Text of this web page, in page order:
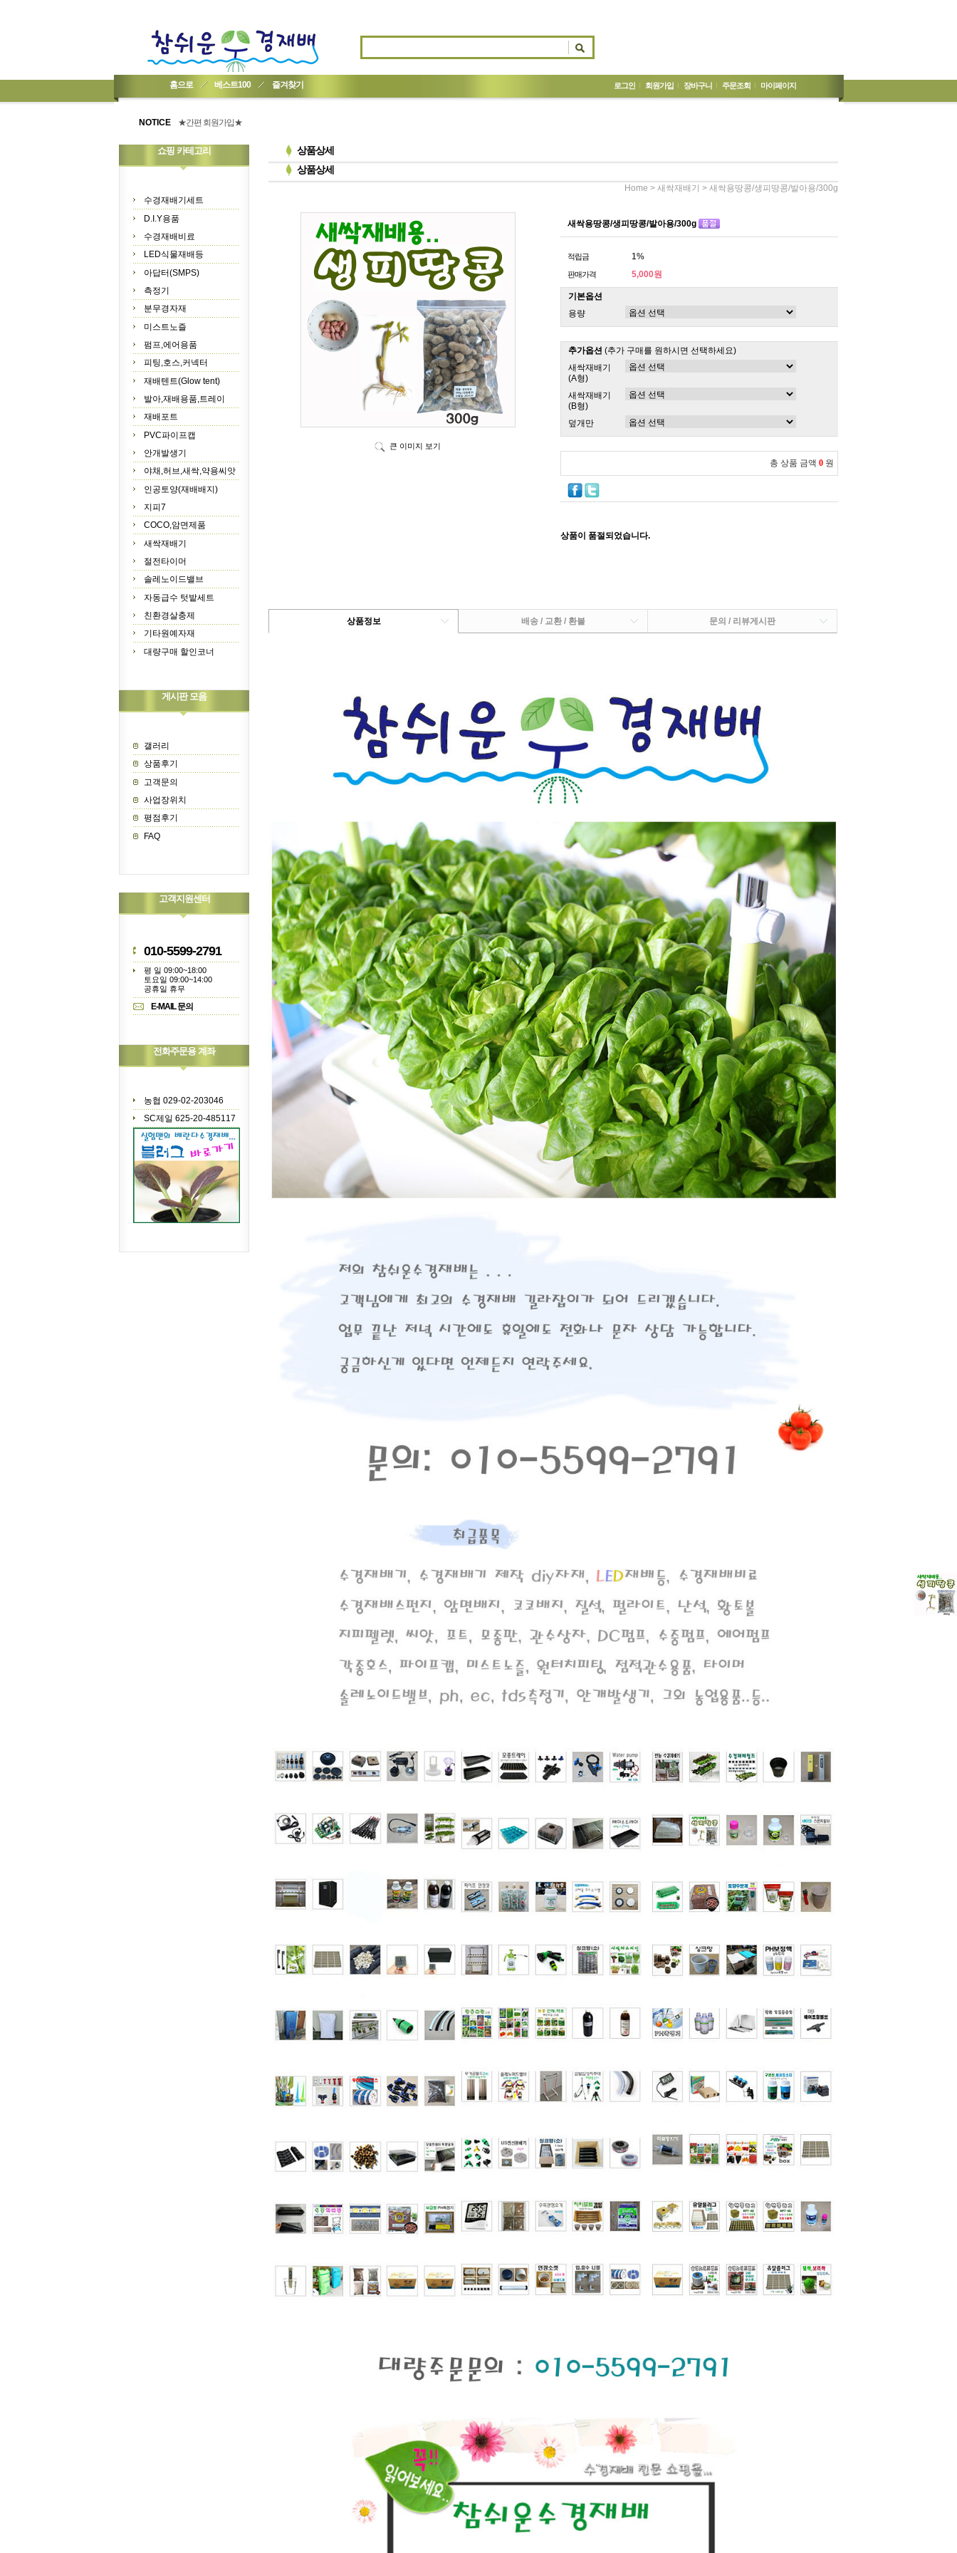
홈으로 베스트100 즐겨찾기 로그인 회원가입 장바구니 주문조회 마이페이지
NOTICE
★기업회원가입 방법..
★간편 회원가입★
쇼핑 카테고리
수경재배기세트
D.I.Y용품
수경재배비료
LED식물재배등
아답터(SMPS)
측정기
분무경자재
미스트노즐
펌프,에어용품
피팅,호스,커넥터
재배텐트(Glow tent)
발아,재배용품,트레이
재배포트
PVC파이프캡
안개발생기
야채,허브,새싹,약용씨앗
인공토양(재배배지)
지피7
COCO,암면제품
새싹재배기
절전타이머
솔레노이드밸브
자동급수 텃밭세트
친환경살충제
기타원예자재
대량구매 할인코너
게시판 모음
갤러리
상품후기
고객문의
사업장위치
평점후기
FAQ
고객지원센터
010-5599-2791
평 일 09:00~18:00
토요일 09:00~14:00
공휴일 휴무
E-MAIL 문의
전화주문용 계좌
농협 029-02-203046
SC제일 625-20-485117
상품상세
상품상세
Home > 새싹재배기 > 새싹용땅콩/생피땅콩/발아용/300g
큰 이미지 보기
새싹용땅콩/생피땅콩/발아용/300g
적립금 1%
판매가격 5,000원
기본옵션
용량
추가옵션 (추가 구매를 원하시면 선택하세요)
새싹재배기
(A형)
새싹재배기
(B형)
덮개만
총 상품 금액 0 원
상품이 품절되었습니다.
상품정보 배송 / 교환 / 환불 문의 / 리뷰게시판